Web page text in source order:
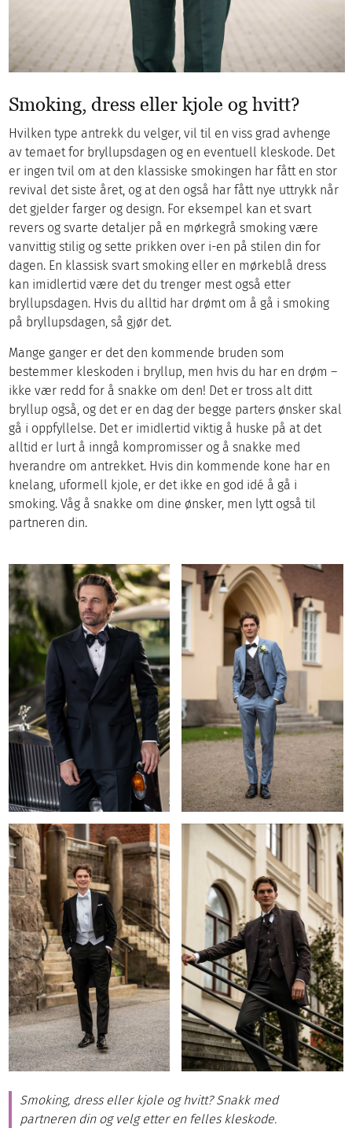
Smoking, dress eller kjole og hvitt?
Hvilken type antrekk du velger, vil til en viss grad avhenge
av temaet for bryllupsdagen og en eventuell kleskode. Det
er ingen tvil om at den klassiske smokingen har fått en stor
revival det siste året, og at den også har fått nye uttrykk når
det gjelder farger og design. For eksempel kan et svart
revers og svarte detaljer på en mørkegrå smoking være
vanvittig stilig og sette prikken over i-en på stilen din for
dagen. En klassisk svart smoking eller en mørkeblå dress
kan imidlertid være det du trenger mest også etter
bryllupsdagen. Hvis du alltid har drømt om å gå i smoking
på bryllupsdagen, så gjør det.
Mange ganger er det den kommende bruden som
bestemmer kleskoden i bryllup, men hvis du har en drøm –
ikke vær redd for å snakke om den! Det er tross alt ditt
bryllup også, og det er en dag der begge parters ønsker skal
gå i oppfyllelse. Det er imidlertid viktig å huske på at det
alltid er lurt å inngå kompromisser og å snakke med
hverandre om antrekket. Hvis din kommende kone har en
knelang, uformell kjole, er det ikke en god idé å gå i
smoking. Våg å snakke om dine ønsker, men lytt også til
partneren din.
Smoking, dress eller kjole og hvitt? Snakk med
partneren din og velg etter en felles kleskode.